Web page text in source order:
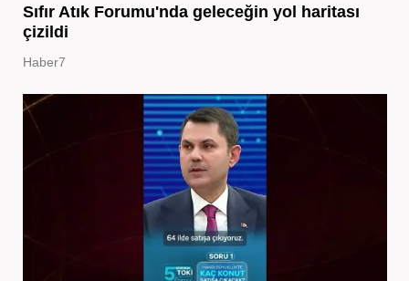
Sıfır Atık Forumu'nda geleceğin yol haritası
çizildi
Haber7